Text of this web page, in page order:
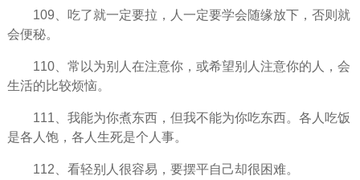
109、吃了就一定要拉，人一定要学会随缘放下，否则就
会便秘。
110、常以为别人在注意你，或希望别人注意你的人，会
生活的比较烦恼。
111、我能为你煮东西，但我不能为你吃东西。各人吃饭
是各人饱，各人生死是个人事。
112、看轻别人很容易，要摆平自己却很困难。